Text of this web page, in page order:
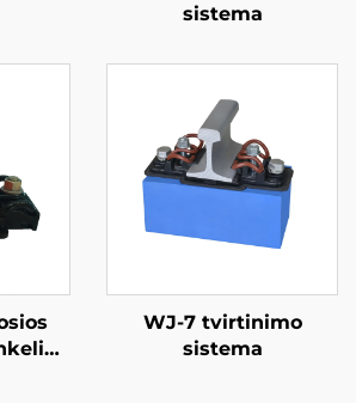
sistema
WJ-7 tvirtinimo
sistema